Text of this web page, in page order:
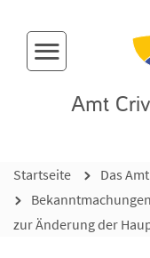
Menü-Button
Amt
Startseite Das Amt
Bekanntmachungen
zur Änderung der